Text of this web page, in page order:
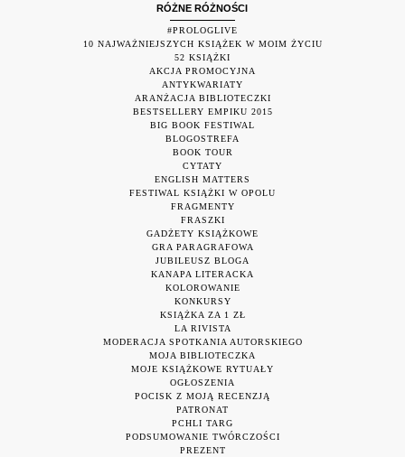
RÓŻNE RÓŻNOŚCI
#PROLOGLIVE
10 NAJWAŻNIEJSZYCH KSIĄŻEK W MOIM ŻYCIU
52 KSIĄŻKI
AKCJA PROMOCYJNA
ANTYKWARIATY
ARANŻACJA BIBLIOTECZKI
BESTSELLERY EMPIKU 2015
BIG BOOK FESTIWAL
BLOGOSTREFA
BOOK TOUR
CYTATY
ENGLISH MATTERS
FESTIWAL KSIĄŻKI W OPOLU
FRAGMENTY
FRASZKI
GADŻETY KSIĄŻKOWE
GRA PARAGRAFOWA
JUBILEUSZ BLOGA
KANAPA LITERACKA
KOLOROWANIE
KONKURSY
KSIĄŻKA ZA 1 ZŁ
LA RIVISTA
MODERACJA SPOTKANIA AUTORSKIEGO
MOJA BIBLIOTECZKA
MOJE KSIĄŻKOWE RYTUAŁY
OGŁOSZENIA
POCISK Z MOJĄ RECENZJĄ
PATRONAT
PCHLI TARG
PODSUMOWANIE TWÓRCZOŚCI
PREZENT